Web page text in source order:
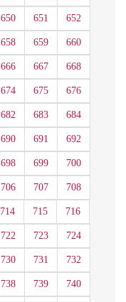
650 651 652
658 659 660
666 667 668
674 675 676
682 683 684
690 691 692
698 699 700
706 707 708
714 715 716
722 723 724
730 731 732
738 739 740